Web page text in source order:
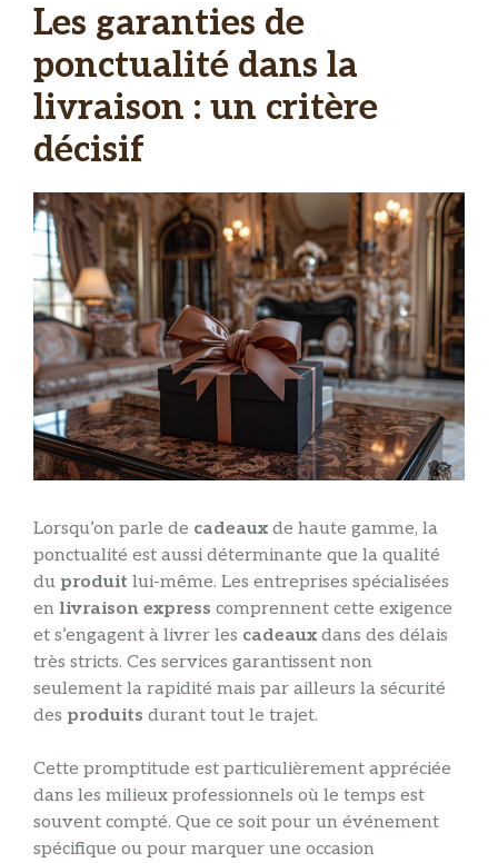
Les garanties de
ponctualité dans la
livraison : un critère
décisif
Lorsqu’on parle de cadeaux de haute gamme, la
ponctualité est aussi déterminante que la qualité
du produit lui-même. Les entreprises spécialisées
en livraison express comprennent cette exigence
et s’engagent à livrer les cadeaux dans des délais
très stricts. Ces services garantissent non
seulement la rapidité mais par ailleurs la sécurité
des produits durant tout le trajet.
Cette promptitude est particulièrement appréciée
dans les milieux professionnels où le temps est
souvent compté. Que ce soit pour un événement
spécifique ou pour marquer une occasion